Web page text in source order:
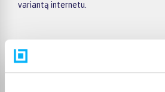
variantą internetu.
Pirkėjų atsiliepimai